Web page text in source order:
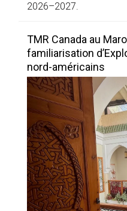
2026–2027.
TMR Canada au
familiarisation
nord-américains